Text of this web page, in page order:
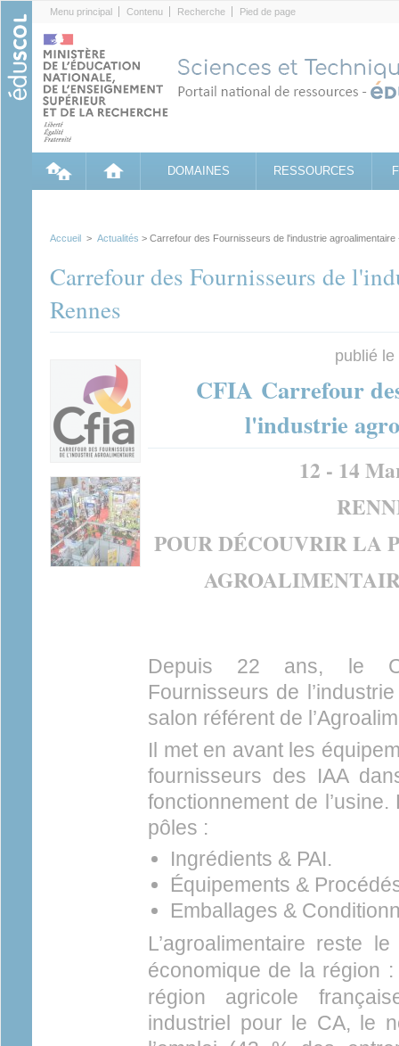
Menu principal Contenu Recherche Pied de page
DOMAINES RESSOURCES
Accueil > Actualités > Carrefour des Fournisseurs de l'industrie agroalimentaire
Carrefour des Fournisseurs de
Rennes
publié
CFIA Carrefour
l'industrie
12 - 14
POUR DÉCOUVRIR LA
Depuis 22 ans, le
Fournisseurs de
salon référent de
Il met en avant les
fournisseurs des IAA
fonctionnement de
pôles :
Ingrédients & PAI.
Équipements &
Emballages &
L’agroalimentaire reste
économique de la région
région agricole
industriel pour le CA, le